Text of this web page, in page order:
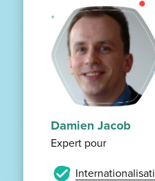
Damien Jacob
Expert pour